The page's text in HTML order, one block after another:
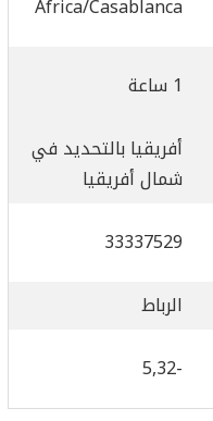
Africa/Casablanca
1 ساعة
أفريقيا بالتحديد في
شمال أفريقيا
33337529
الرباط
-5,32